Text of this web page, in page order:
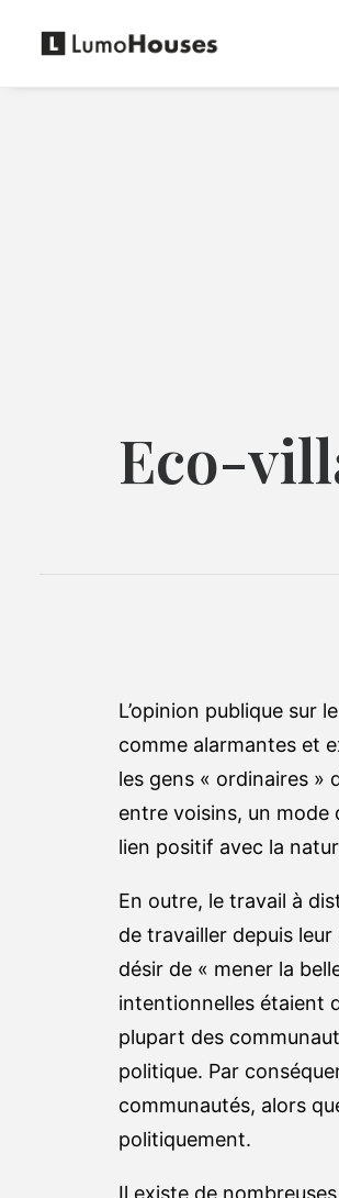
Eco-
L’opinion publique sur
comme alarmantes et
les gens « ordinaires
entre voisins, un mode
lien positif avec la
En outre, le travail à
de travailler depuis
désir de « mener la
intentionnelles étaient
plupart des
politique. Par
communautés, alors
politiquement.
Il existe de